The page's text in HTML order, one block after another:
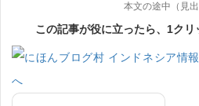
本文の途中（見出
この記事が役に立ったら、1ク